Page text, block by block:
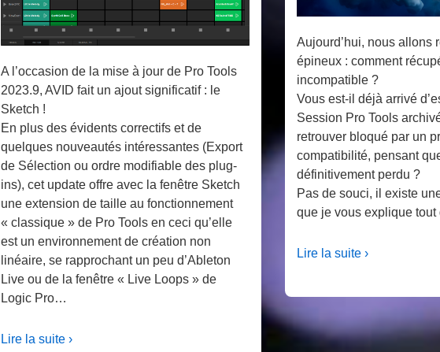
A l’occasion de la mise à jour de Pro Tools
2023.9, AVID fait un ajout significatif : le
Sketch !
En plus des évidents correctifs et de
quelques nouveautés intéressantes (Export
de Sélection ou ordre modifiable des plug-
ins), cet update offre avec la fenêtre Sketch
une extension de taille au fonctionnement
« classique » de Pro Tools en ceci qu’elle
est un environnement de création non
linéaire, se rapprochant un peu d’Ableton
Live ou de la fenêtre « Live Loops » de
Logic Pro…
Lire la suite ›
Aujourd’hui, nous allons
épineux : comment
incompatible ?
Vous est-il déjà arrivé
Session Pro Tools
retrouver bloqué par un
compatibilité, pensant
définitivement perdu ?
Pas de souci, il existe
que je vous explique tout
Lire la suite ›